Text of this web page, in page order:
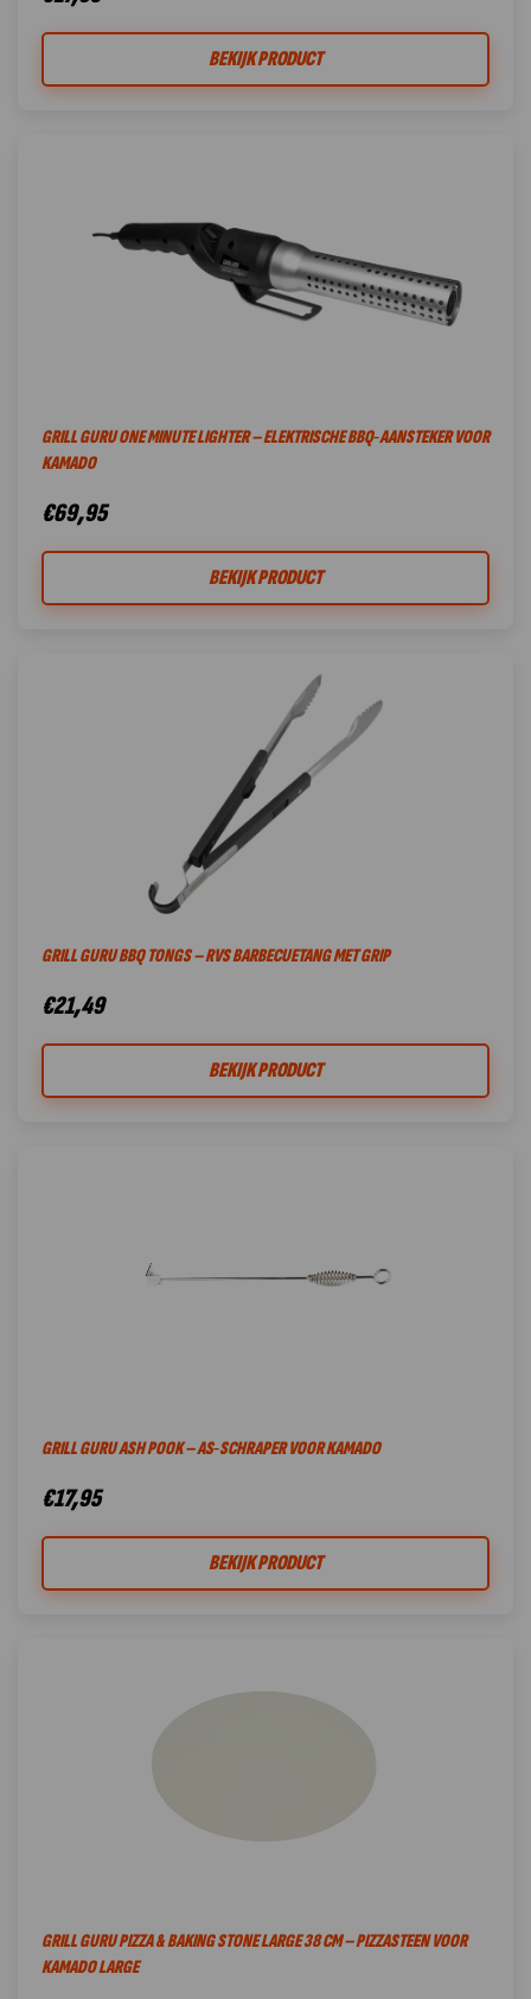
BEKIJK PRODUCT
GRILL GURU ONE MINUTE LIGHTER – ELEKTRISCHE BBQ‑AANSTEKER VOOR
KAMADO
€69,95
BEKIJK PRODUCT
GRILL GURU BBQ TONGS – RVS BARBECUETANG MET GRIP
€21,49
BEKIJK PRODUCT
GRILL GURU ASH POOK – AS‑SCHRAPER VOOR KAMADO
€17,95
BEKIJK PRODUCT
GRILL GURU PIZZA & BAKING STONE LARGE 38 CM – PIZZASTEEN VOOR
KAMADO LARGE